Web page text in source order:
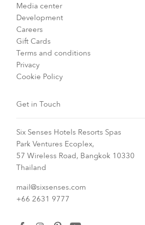
Media center
Development
Careers
Gift Cards
Terms and conditions
Privacy
Cookie Policy
Get in Touch
Six Senses Hotels Resorts Spas
Park Ventures Ecoplex,
57 Wireless Road, Bangkok 10330
Thailand
mail@sixsenses.com
+66 2631 9777